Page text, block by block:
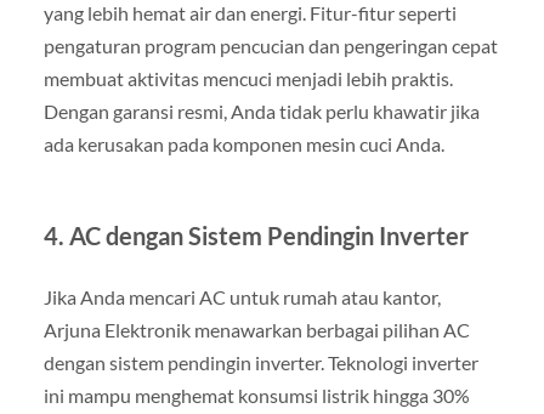
yang lebih hemat air dan energi. Fitur-fitur seperti
pengaturan program pencucian dan pengeringan cepat
membuat aktivitas mencuci menjadi lebih praktis.
Dengan garansi resmi, Anda tidak perlu khawatir jika
ada kerusakan pada komponen mesin cuci Anda.
4. AC dengan Sistem Pendingin Inverter
Jika Anda mencari AC untuk rumah atau kantor,
Arjuna Elektronik menawarkan berbagai pilihan AC
dengan sistem pendingin inverter. Teknologi inverter
ini mampu menghemat konsumsi listrik hingga 30%